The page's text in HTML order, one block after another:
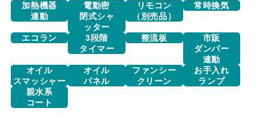
加熱機器
連動
電動密
閉式シャ
ッター
リモコン
（別売品）
常時換気
エコラン
3段階
タイマー
整流板
市販
ダンパー
連動
オイル
スマッシャー
オイル
パネル
ファンシー
クリーン
お手入れ
ランプ
親水系
コート